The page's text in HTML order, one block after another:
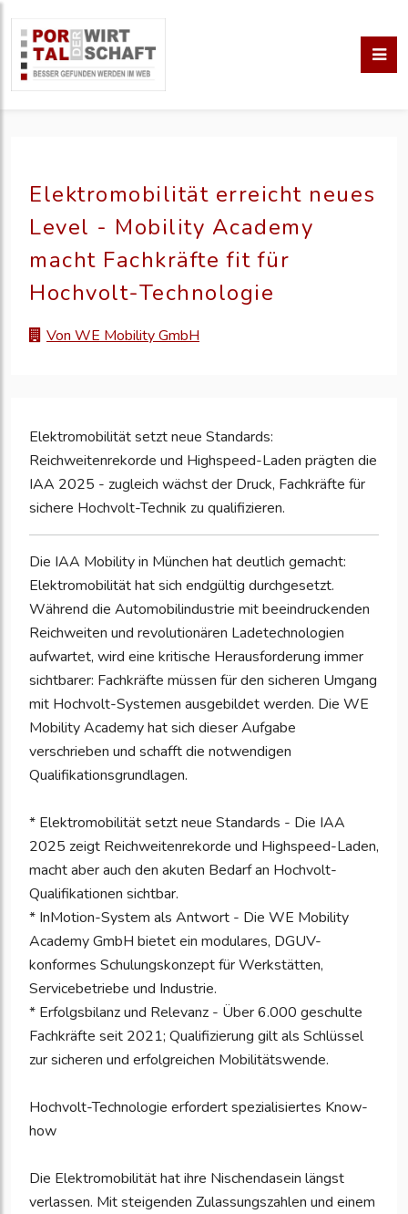
Elektromobilität erreicht neues
Level - Mobility Academy
macht Fachkräfte fit für
Hochvolt-Technologie
Von WE Mobility GmbH
Elektromobilität setzt neue Standards:
Reichweitenrekorde und Highspeed-Laden prägten die
IAA 2025 - zugleich wächst der Druck, Fachkräfte für
sichere Hochvolt-Technik zu qualifizieren.
Die IAA Mobility in München hat deutlich gemacht:
Elektromobilität hat sich endgültig durchgesetzt.
Während die Automobilindustrie mit beeindruckenden
Reichweiten und revolutionären Ladetechnologien
aufwartet, wird eine kritische Herausforderung immer
sichtbarer: Fachkräfte müssen für den sicheren Umgang
mit Hochvolt-Systemen ausgebildet werden. Die WE
Mobility Academy hat sich dieser Aufgabe
verschrieben und schafft die notwendigen
Qualifikationsgrundlagen.
* Elektromobilität setzt neue Standards - Die IAA
2025 zeigt Reichweitenrekorde und Highspeed-Laden,
macht aber auch den akuten Bedarf an Hochvolt-
Qualifikationen sichtbar.
* InMotion-System als Antwort - Die WE Mobility
Academy GmbH bietet ein modulares, DGUV-
konformes Schulungskonzept für Werkstätten,
Servicebetriebe und Industrie.
* Erfolgsbilanz und Relevanz - Über 6.000 geschulte
Fachkräfte seit 2021; Qualifizierung gilt als Schlüssel
zur sicheren und erfolgreichen Mobilitätswende.
Hochvolt-Technologie erfordert spezialisiertes Know-
how
Die Elektromobilität hat ihre Nischendasein längst
verlassen. Mit steigenden Zulassungszahlen und einem